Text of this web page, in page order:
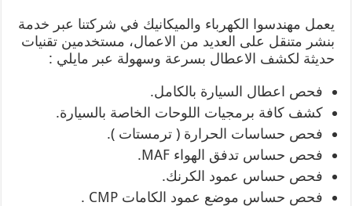
يعمل مهندسوا الكهرباء والميكانيك في شركتنا عبر خدمة
بنشر متنقل على العديد من الاعمال، مستخدمين تقنيات
حديثة لكشف الاعطال بسرعة وسهولة عبر مايلي :
فحص اعطال السيارة بالكامل.
كشف كافة برمجيات اللوحات الخاصة بالسيارة.
فحص حساسات الحرارة ( ترمستات ).
فحص حساس تدفق الهواء MAF.
فحص حساس عمود الكرنك.
فحص حساس موضع عمود الكامات CMP .